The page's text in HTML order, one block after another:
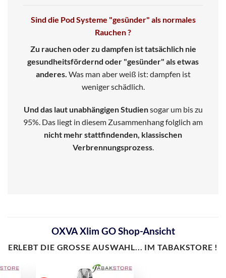
Sind die Pod Systeme "gesünder" als normales
Rauchen ?
Zu rauchen oder zu dampfen ist tatsächlich nie
gesundheitsfördernd oder "gesünder" als etwas
anderes. Was man aber weiß ist: dampfen ist
weniger schädlich.
Und das laut unabhängigen Studiensogar um bis zu
95%. Das liegt in diesem Zusammenhang folglich am
nicht mehr stattfindenden, klassischen
Verbrennungsprozess.
OXVA Xlim GO Shop-Ansicht
ERLEBT DIE GROSSE AUSWAHL... IM TABAKSTORE !